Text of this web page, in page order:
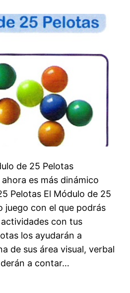
de 25 Pelotas
es más dinámico
Pelotas El Módulo de 25
juego con el que podrás
con tus
los ayudarán a
de sus área visual, verbal
a contar…